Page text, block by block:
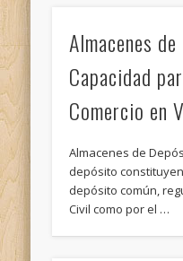
Almacenes
Capacidad
Comercio en
Almacenes de
depósito
depósito común,
Civil como por el …